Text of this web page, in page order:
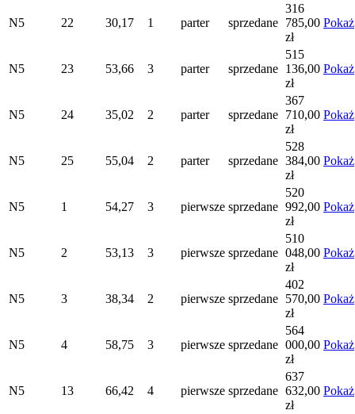
N5 22 30,17 1 parter sprzedane
316
785,00
zł
Pokaż
N5 23 53,66 3 parter sprzedane
515
136,00
zł
Pokaż
N5 24 35,02 2 parter sprzedane
367
710,00
zł
Pokaż
N5 25 55,04 2 parter sprzedane
528
384,00
zł
Pokaż
N5 1 54,27 3 pierwsze sprzedane
520
992,00
zł
Pokaż
N5 2 53,13 3 pierwsze sprzedane
510
048,00
zł
Pokaż
N5 3 38,34 2 pierwsze sprzedane
402
570,00
zł
Pokaż
N5 4 58,75 3 pierwsze sprzedane
564
000,00
zł
Pokaż
N5 13 66,42 4 pierwsze sprzedane
637
632,00
zł
Pokaż